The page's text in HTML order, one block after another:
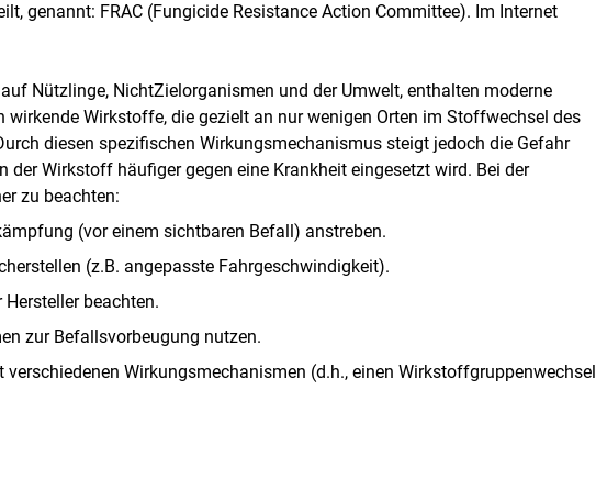
genannt: FRAC (Fungicide Resistance Action Committee). Im Internet
Nützlinge, NichtZielorganismen und der Umwelt, enthalten moderne
wirkende Wirkstoffe, die gezielt an nur wenigen Orten im Stoffwechsel des
diesen spezifischen Wirkungsmechanismus steigt jedoch die Gefahr
der Wirkstoff häufiger gegen eine Krankheit eingesetzt wird. Bei der
zu beachten:
(vor einem sichtbaren Befall) anstreben.
(z.B. angepasste Fahrgeschwindigkeit).
beachten.
zur Befallsvorbeugung nutzen.
Wirkungsmechanismen (d.h., einen Wirkstoffgruppenwechsel